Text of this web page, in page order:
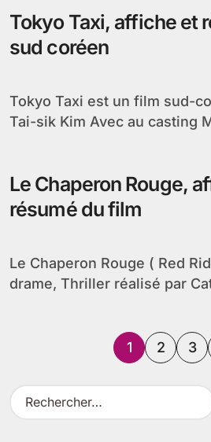
Tokyo Taxi, affiche et
sud coréen
Tokyo Taxi est un film sud-coréen Réalisé par
Tai-sik Kim Avec au casting
Le Chaperon Rouge,
résumé du film
Le Chaperon Rouge ( Red Riding Hood ) est un
drame, Thriller réalisé par
des
1 2 3
R
e